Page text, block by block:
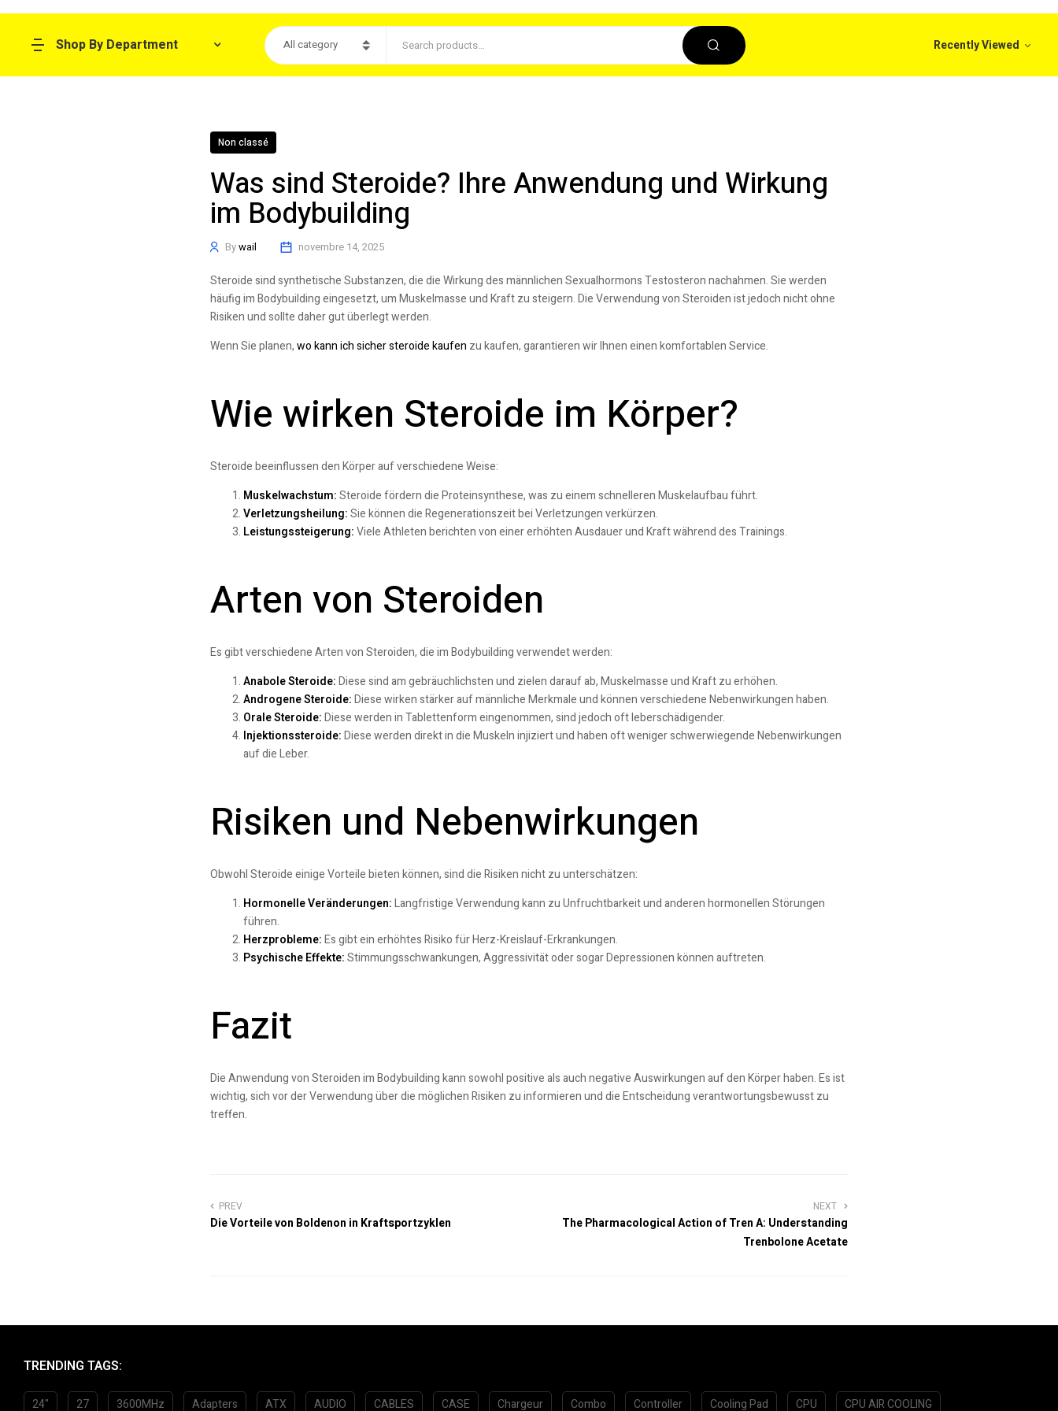
Shop By Department All category Recently Viewed
Non classé
Was sind Steroide? Ihre Anwendung und Wirkung
im Bodybuilding
Bywail novembre 14, 2025
Steroide sind synthetische Substanzen, die die Wirkung des männlichen Sexualhormons Testosteron nachahmen. Sie werden
häufig im Bodybuilding eingesetzt, um Muskelmasse und Kraft zu steigern. Die Verwendung von Steroiden ist jedoch nicht ohne
Risiken und sollte daher gut überlegt werden.
Wenn Sie planen,wo kann ich sicher steroide kaufen zu kaufen, garantieren wir Ihnen einen komfortablen Service.
Wie wirken Steroide im Körper?
Steroide beeinflussen den Körper auf verschiedene Weise:
Muskelwachstum:Steroide fördern die Proteinsynthese, was zu einem schnelleren Muskelaufbau führt.
Verletzungsheilung:Sie können die Regenerationszeit bei Verletzungen verkürzen.
Leistungssteigerung:Viele Athleten berichten von einer erhöhten Ausdauer und Kraft während des Trainings.
Arten von Steroiden
Es gibt verschiedene Arten von Steroiden, die im Bodybuilding verwendet werden:
Anabole Steroide:Diese sind am gebräuchlichsten und zielen darauf ab, Muskelmasse und Kraft zu erhöhen.
Androgene Steroide:Diese wirken stärker auf männliche Merkmale und können verschiedene Nebenwirkungen haben.
Orale Steroide:Diese werden in Tablettenform eingenommen, sind jedoch oft leberschädigender.
Injektionssteroide:Diese werden direkt in die Muskeln injiziert und haben oft weniger schwerwiegende Nebenwirkungen
auf die Leber.
Risiken und Nebenwirkungen
Obwohl Steroide einige Vorteile bieten können, sind die Risiken nicht zu unterschätzen:
Hormonelle Veränderungen:Langfristige Verwendung kann zu Unfruchtbarkeit und anderen hormonellen Störungen
führen.
Herzprobleme:Es gibt ein erhöhtes Risiko für Herz-Kreislauf-Erkrankungen.
Psychische Effekte:Stimmungsschwankungen, Aggressivität oder sogar Depressionen können auftreten.
Fazit
Die Anwendung von Steroiden im Bodybuilding kann sowohl positive als auch negative Auswirkungen auf den Körper haben. Es ist
wichtig, sich vor der Verwendung über die möglichen Risiken zu informieren und die Entscheidung verantwortungsbewusst zu
treffen.
PREV
Die Vorteile von Boldenon in Kraftsportzyklen
NEXT
The Pharmacological Action of Tren A: Understanding
Trenbolone Acetate
TRENDING TAGS:
24" 27 3600MHz Adapters ATX AUDIO CABLES CASE Chargeur Combo Controller Cooling Pad CPU CPU AIR COOLING